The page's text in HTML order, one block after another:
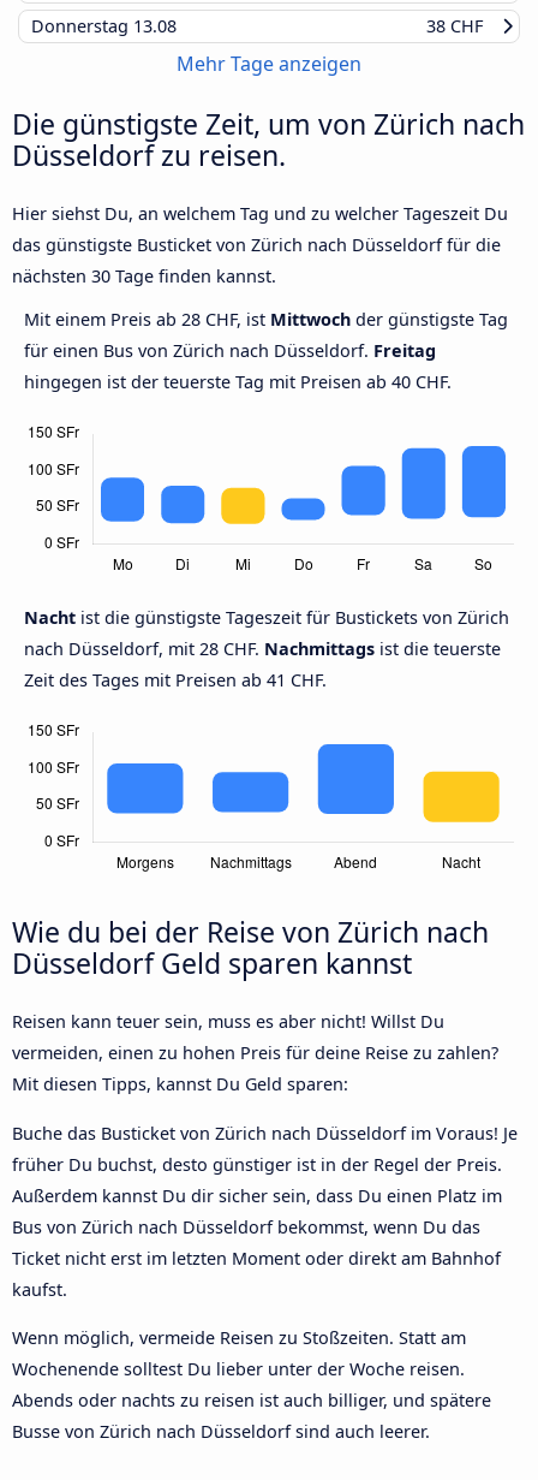
Donnerstag 13.08 38 CHF
Mehr Tage anzeigen
Die günstigste Zeit, um von Zürich nach
Düsseldorf zu reisen.
Hier siehst Du, an welchem Tag und zu welcher Tageszeit Du
das günstigste Busticket von Zürich nach Düsseldorf für die
nächsten 30 Tage finden kannst.
Mit einem Preis ab 28 CHF, ist Mittwoch der günstigste Tag
für einen Bus von Zürich nach Düsseldorf. Freitag
hingegen ist der teuerste Tag mit Preisen ab 40 CHF.
Nacht ist die günstigste Tageszeit für Bustickets von Zürich
nach Düsseldorf, mit 28 CHF. Nachmittags ist die teuerste
Zeit des Tages mit Preisen ab 41 CHF.
Wie du bei der Reise von Zürich nach
Düsseldorf Geld sparen kannst
Reisen kann teuer sein, muss es aber nicht! Willst Du
vermeiden, einen zu hohen Preis für deine Reise zu zahlen?
Mit diesen Tipps, kannst Du Geld sparen:
Buche das Busticket von Zürich nach Düsseldorf im Voraus! Je
früher Du buchst, desto günstiger ist in der Regel der Preis.
Außerdem kannst Du dir sicher sein, dass Du einen Platz im
Bus von Zürich nach Düsseldorf bekommst, wenn Du das
Ticket nicht erst im letzten Moment oder direkt am Bahnhof
kaufst.
Wenn möglich, vermeide Reisen zu Stoßzeiten. Statt am
Wochenende solltest Du lieber unter der Woche reisen.
Abends oder nachts zu reisen ist auch billiger, und spätere
Busse von Zürich nach Düsseldorf sind auch leerer.